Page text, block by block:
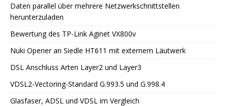
Daten parallel über mehrere Netzwerkschnittstellen
herunterzuladen
Bewertung des TP-Link Aginet VX800v
Nuki Opener an Siedle HT611 mit externem Läutwerk
DSL Anschluss Arten Layer2 und Layer3
VDSL2-Vectoring-Standard G.993.5 und G.998.4
Glasfaser, ADSL und VDSL im Vergleich